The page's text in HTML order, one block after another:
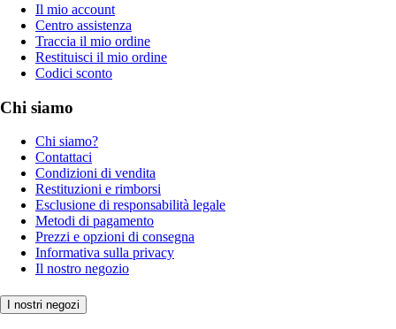
Il mio account
Centro assistenza
Traccia il mio ordine
Restituisci il mio ordine
Codici sconto
Chi siamo
Chi siamo?
Contattaci
Condizioni di vendita
Restituzioni e rimborsi
Esclusione di responsabilità legale
Metodi di pagamento
Prezzi e opzioni di consegna
Informativa sulla privacy
Il nostro negozio
I nostri negozi